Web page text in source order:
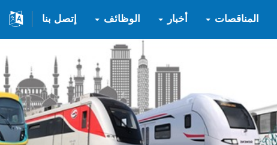
المناقصات أخبار الوظائف إتصل بنا